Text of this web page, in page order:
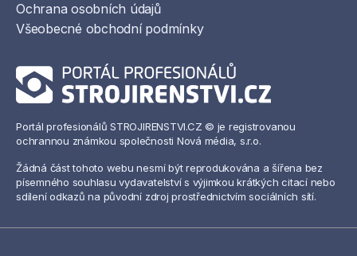
Ochrana osobních údajů
Všeobecné obchodní podmínky
Portál profesionálů STROJIRENSTVI.CZ © je registrovanou
ochrannou známkou společnosti Nová média, s.r.o.
Žádná část tohoto webu nesmí být reprodukována a šířena bez
písemného souhlasu vydavatelství s výjimkou krátkých citací nebo
sdílení odkazů na původní zdroj prostřednictvím sociálních sítí.